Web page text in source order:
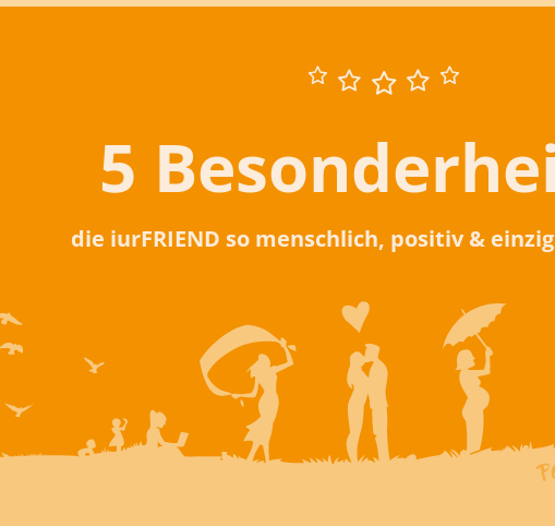
5
die iurFRIEND so menschlich, positiv &